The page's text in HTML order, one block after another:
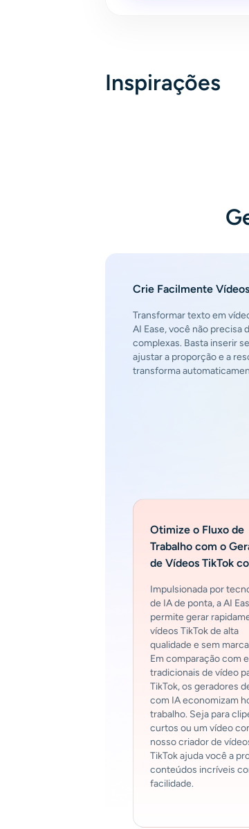
Inspirações
Crie Facilmente
Transformar texto em
AI Ease, você não precisa
complexas. Basta inserir
ajustar a proporção e a
transforma
Otimize o Fluxo de
Trabalho com o
de Vídeos TikTok
Impulsionada por
de IA de ponta, a AI
permite gerar
vídeos TikTok de alta
qualidade e sem
Em comparação com
tradicionais de vídeo
TikTok, os geradores
com IA economizam
trabalho. Seja para
curtos ou um vídeo
nosso criador de
TikTok ajuda você a
conteúdos incríveis
facilidade.